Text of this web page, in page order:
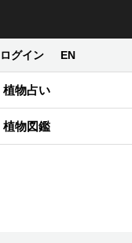
ログイン EN
植物占い
植物図鑑